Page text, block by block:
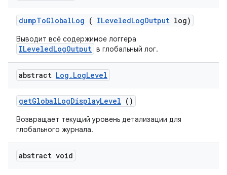
dumpToGlobalLog ( ILeveledLogOutput log)
Выводит всё содержимое логгера
ILeveledLogOutput в глобальный лог.
abstract Log . LogLevel
getGlobalLogDisplayLevel ()
Возвращает текущий уровень детализации для
глобального журнала.
abstract void